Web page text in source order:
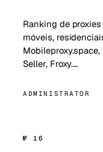
Ranking de
móveis,
Seller, Froxy.…
ADMINISTRATOR
№ 16